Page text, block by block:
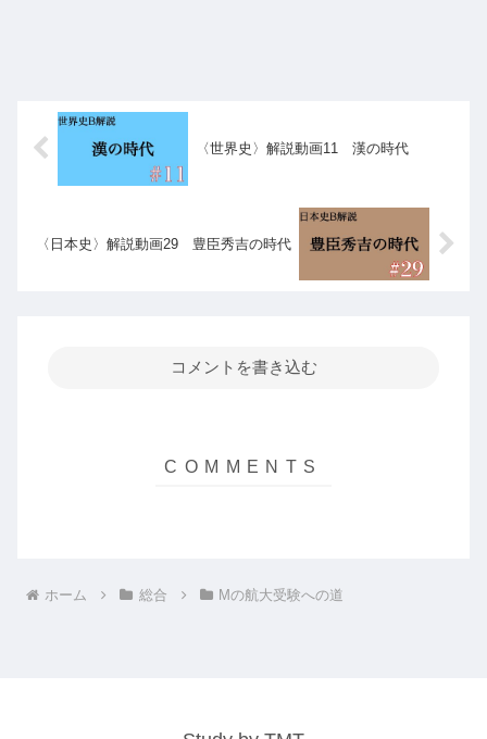
〈世界史〉解説動画11 漢の時代
〈日本史〉解説動画29 豊臣秀吉の時代
コメントを書き込む
ホーム 総合 Mの航大受験への道